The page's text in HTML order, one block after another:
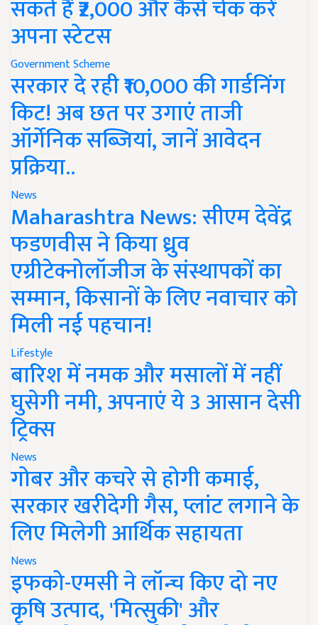
सकते हैं ₹2,000 और कैसे चेक करें
अपना स्टेटस
Government Scheme
सरकार दे रही ₹10,000 की गार्डनिंग
किट! अब छत पर उगाएं ताजी
ऑर्गेनिक सब्जियां, जानें आवेदन
प्रक्रिया..
News
Maharashtra News: सीएम देवेंद्र
फडणवीस ने किया ध्रुव
एग्रीटेक्नोलॉजीज के संस्थापकों का
सम्मान, किसानों के लिए नवाचार को
मिली नई पहचान!
Lifestyle
बारिश में नमक और मसालों में नहीं
घुसेगी नमी, अपनाएं ये 3 आसान देसी
ट्रिक्स
News
गोबर और कचरे से होगी कमाई,
सरकार खरीदेगी गैस, प्लांट लगाने के
लिए मिलेगी आर्थिक सहायता
News
इफको-एमसी ने लॉन्च किए दो नए
कृषि उत्पाद, 'मित्सुकी' और